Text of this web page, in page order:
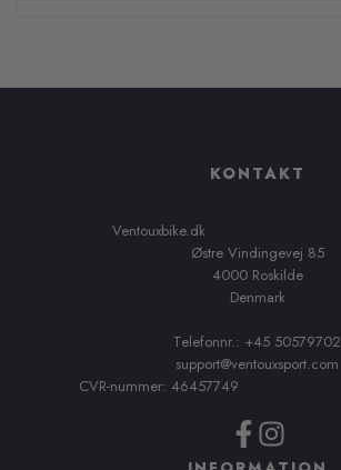
KONTAKT
Ventouxbike.dk
Østre Vindingevej 85
4000 Roskilde
Denmark
Telefonnr.: +45 50579702
support@ventouxsport.com
CVR-nummer: 46457749